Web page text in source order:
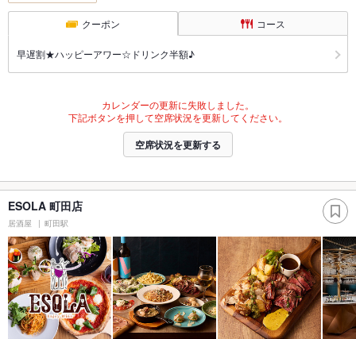
クーポン コース
早遅割★ハッピーアワー☆ドリンク半額♪
カレンダーの更新に失敗しました。
下記ボタンを押して空席状況を更新してください。
空席状況を更新する
ESOLA 町田店
居酒屋 町田駅